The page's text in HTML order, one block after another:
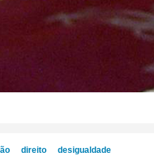
direito desigualdade